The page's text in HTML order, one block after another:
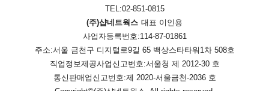
TEL:02-851-0815
(주)샵네트웍스 대표 이인용
사업자등록번호:114-87-01861
주소:서울 금천구 디지털로9길 65 백상스타타워1차 508호
직업정보제공사업신고번호:서울청 제 2012-30 호
통신판매업신고번호:제 2020-서울금천-2036 호